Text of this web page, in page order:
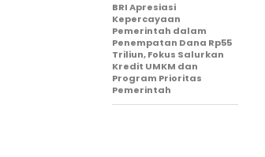
BRI Apresiasi
Kepercayaan
Pemerintah dalam
Penempatan Dana Rp55
Triliun, Fokus Salurkan
Kredit UMKM dan
Program Prioritas
Pemerintah